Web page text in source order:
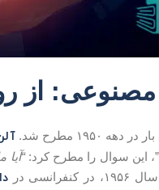
از
مطرح شد.
این سوال را مطرح کرد:“آیا
در